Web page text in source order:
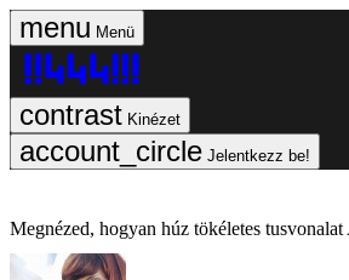
Menü
Kinézet
Jelentkezz be!
Megnézed, hogyan húz tökéletes